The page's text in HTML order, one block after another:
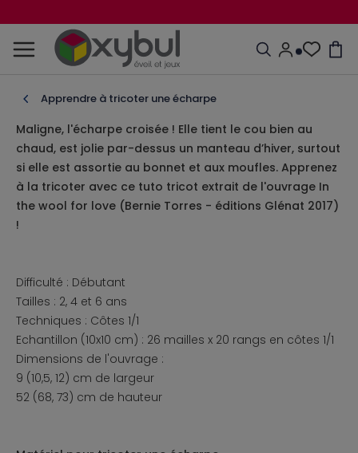
Apprendre à tricoter une écharpe
Maligne, l'écharpe croisée ! Elle tient le cou bien au
chaud, est jolie par-dessus un manteau d’hiver, surtout
si elle est assortie au bonnet et aux moufles. Apprenez
à la tricoter avec ce tuto tricot extrait de l'ouvrage In
the wool for love (Bernie Torres - éditions Glénat 2017)
!
Difficulté : Débutant
Tailles : 2, 4 et 6 ans
Techniques : Côtes 1/1
Echantillon (10x10 cm) : 26 mailles x 20 rangs en côtes 1/1
Dimensions de l'ouvrage :
9 (10,5, 12) cm de largeur
52 (68, 73) cm de hauteur